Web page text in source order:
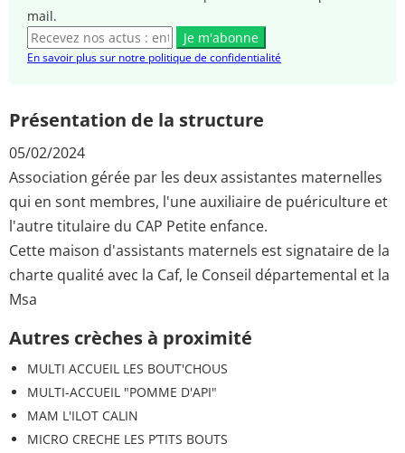
mail.
Je m'abonne
En savoir plus sur notre politique de confidentialité
Présentation de la structure
05/02/2024
Association gérée par les deux assistantes maternelles
qui en sont membres, l'une auxiliaire de puériculture et
l'autre titulaire du CAP Petite enfance.
Cette maison d'assistants maternels est signataire de la
charte qualité avec la Caf, le Conseil départemental et la
Msa
Autres crèches à proximité
MULTI ACCUEIL LES BOUT'CHOUS
MULTI-ACCUEIL "POMME D'API"
MAM L'ILOT CALIN
MICRO CRECHE LES P’TITS BOUTS